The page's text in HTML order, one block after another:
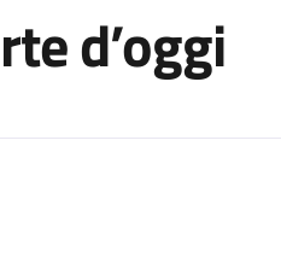
d’oggi